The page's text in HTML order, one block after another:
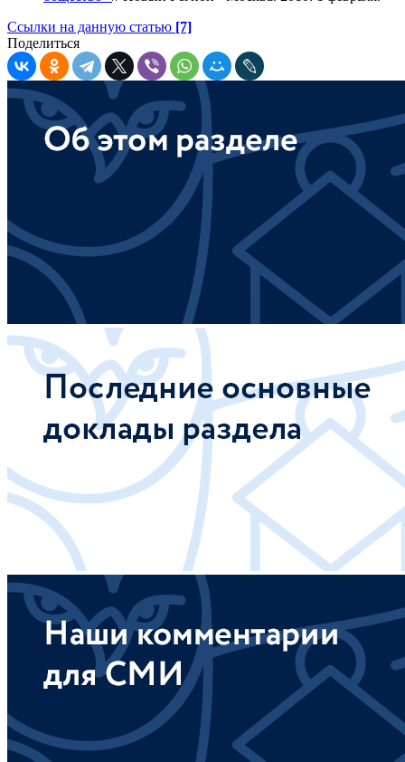
Ссылки на данную статью [7]
Поделиться